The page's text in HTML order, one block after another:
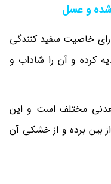
شده و عسل
خاصیت سفید کنندگی
کرده و آن را شاداب و
مختلف است و این
بین برده و از خشکی آن